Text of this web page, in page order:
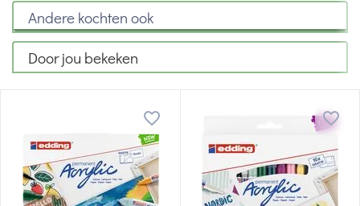
Andere kochten ook
Door jou bekeken